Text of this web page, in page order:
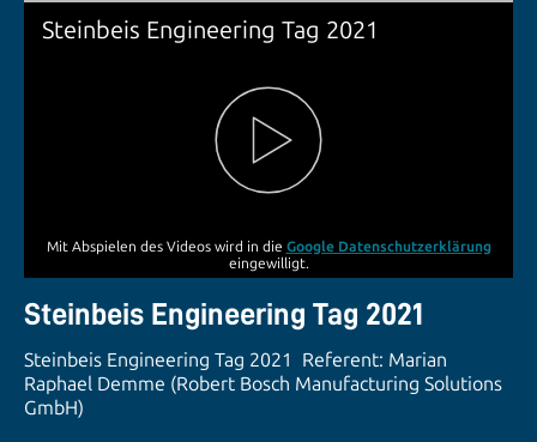
Steinbeis Engineering Tag 2021
Mit Abspielen des Videos wird in die Google Datenschutzerklärung
eingewilligt.
Steinbeis Engineering Tag 2021
Steinbeis Engineering Tag 2021 Referent: Marian
Raphael Demme (Robert Bosch Manufacturing Solutions
GmbH)